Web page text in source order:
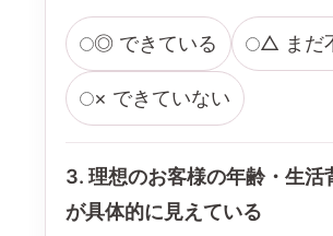
◎ できている △ まだ
× できていない
3. 理想のお客様の年齢・生活
が具体的に見えている